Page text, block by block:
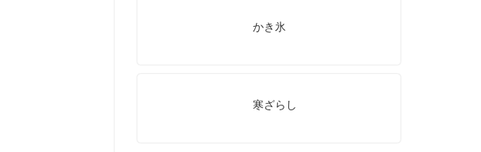
かき氷
寒ざらし